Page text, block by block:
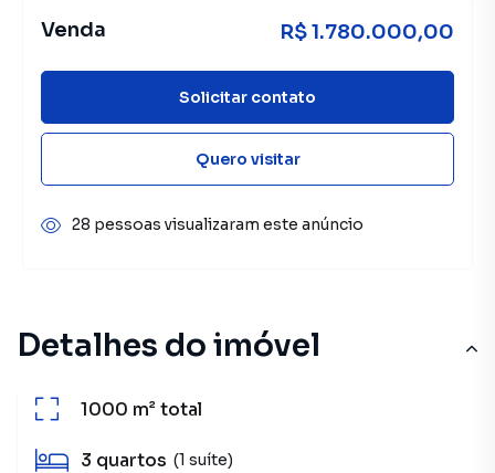
Detalhes do imóvel
1000 m²total
3 quartos (1 suíte)
Venda R$ 1.780.000,00
Solicitar contato
Quero visitar
28 pessoas visualizaram este anúncio